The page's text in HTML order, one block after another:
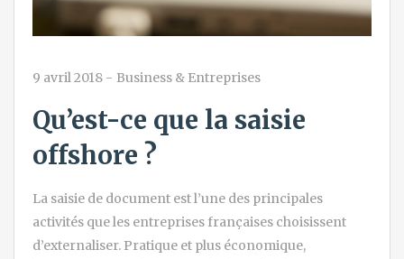
9 avril 2018 - Business & Entreprises
Qu’est-ce que la saisie
offshore ?
La saisie de document est l’une des principales
activités que les entreprises françaises choisissent
d’externaliser. Pratique et plus économique,